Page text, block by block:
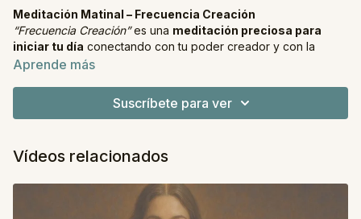
Meditación Matinal – Frecuencia Creación
“Frecuencia Creación”es una meditación preciosa para
iniciar tu día conectando con tu poder creador y con la
alegría de ser co-creador de tu realidad.
Anapanasati
observar la respiración en silencio, para entrar en presencia y
creativo divino, reconociendo que cada palabra, cada
constantemente dando forma a tu vida.
Aprende más
Suscríbete para ver
Vídeos relacionados